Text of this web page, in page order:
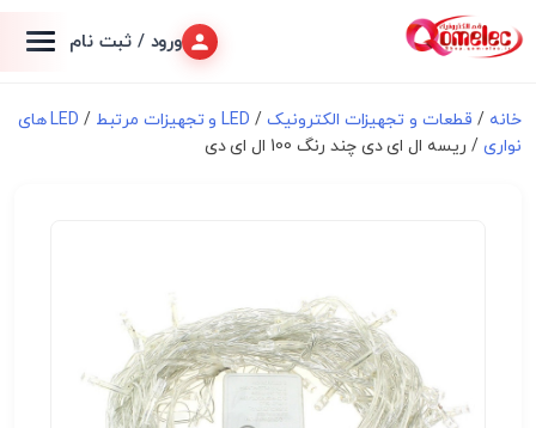
ورود / ثبت نام
خانه / قطعات و تجهیزات الکترونیک/ LED و تجهیزات مرتبط /
LED های
نواری / ریسه ال ای دی چند رنگ 100 ال ای دی